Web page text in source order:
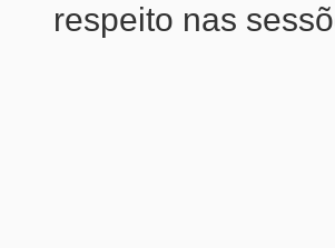
respeito nas